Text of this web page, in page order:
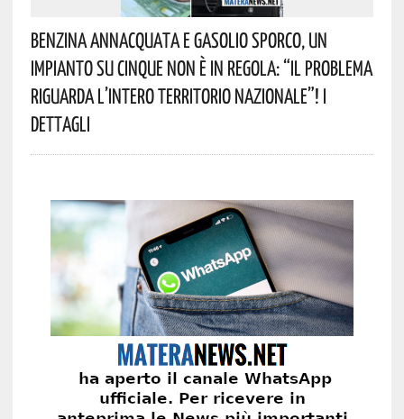
Benzina Annacquata E Gasolio Sporco, Un
Impianto Su Cinque Non È In Regola: “il Problema
Riguarda L’intero Territorio Nazionale”! I
Dettagli